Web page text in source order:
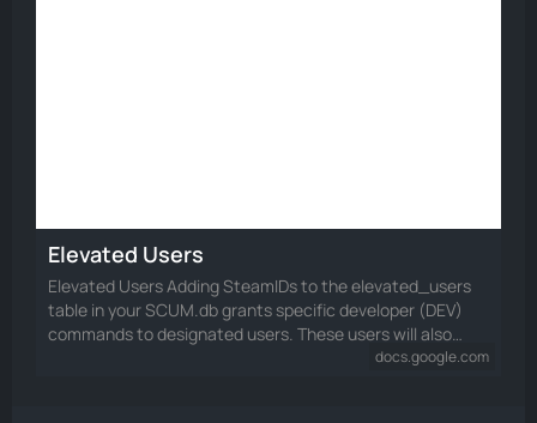
Elevated Users
Elevated Users Adding SteamIDs to the elevated_users
table in your SCUM.db grants specific developer (DEV)
commands to designated users. These users will also…
docs.google.com